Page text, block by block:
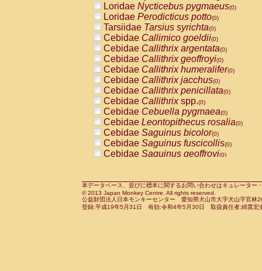
PitheciidaeCacajao calvus
PitheciidaeCallicebus cupreus
PitheciidaeCallicebus donacophilus
PitheciidaeCallicebus moloch
PitheciidaeCallicebus torquatus
PitheciidaeCallicebusspp.(0)
PitheciidaeChiropotes satanas(0)
PitheciidaePithecia monachus
PitheciidaePithecia pithecia(0)
CercopithecidaeCercocebus agilis
CercopithecidaeCercocebus
CercopithecidaeCercocebus
CercopithecidaeCercocebus
CercopithecidaeCercocebus
CercopithecidaeCercocebushybrid
CercopithecidaePapio anubis(0)
CercopithecidaePapio cynocephalus
CercopithecidaePapio hamadryas(0)
Loridae Nycticebus pygmaeus(0)
Loridae Perodicticus potto(0)
Tarsiidae Tarsius syrichta(0)
Cebidae Callimico goeldii(0)
Cebidae Callithrix argentata(0)
Cebidae Callithrix geoffroyi(0)
Cebidae Callithrix humeralifer(0)
Cebidae Callithrix jacchus(0)
Cebidae Callithrix penicillata(0)
Cebidae Callithrixspp.(0)
Cebidae Cebuella pygmaea(0)
Cebidae Leontopithecus rosalia(0)
Cebidae Saguinus bicolor(0)
Cebidae Saguinus fuscicollis(0)
Cebidae Saguinus geoffroyi(0)
CebidaeSaguinus leucopus(0)
CebidaeSaguinus midas(0)
Cebidae Saguinus mystax(0)
本データベース、並びに標本に関するお問い合わせはキュレータ
© 2013 Japan Monkey Centre. All rights reserved.
公益財団法人日本モンキーセンター 愛知県犬山市大字犬山字官
登録:平成19年5月31日 有効:令和4年5月30日 取扱責任者:綿貫宏